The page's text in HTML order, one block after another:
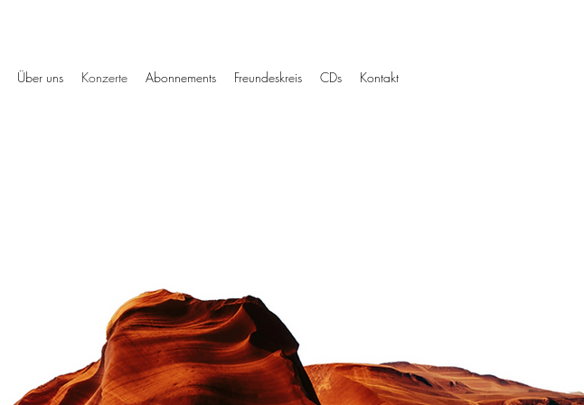
Über uns Konzerte Abonnements Freundeskreis CDs Kontakt